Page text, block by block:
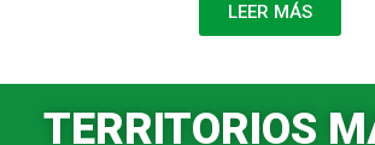
LEER MÁS
TERRITORIOS